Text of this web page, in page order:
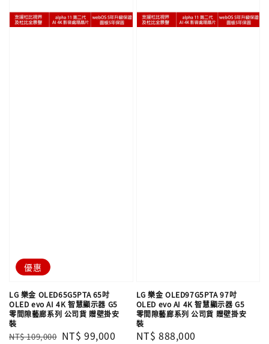
優惠
LG 樂金 OLED65G5PTA 65吋
OLED evo AI 4K 智慧顯示器 G5
零間隙藝廊系列 公司貨 贈壁掛安
裝
Regular
NT$ 109,000 Sale
NT$ 99,000
LG 樂金 OLED97G5PTA 97吋
OLED evo AI 4K 智慧顯示器 G5
零間隙藝廊系列 公司貨 贈壁掛安
裝
Regular
NT$ 888,000